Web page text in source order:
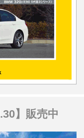
】販売中